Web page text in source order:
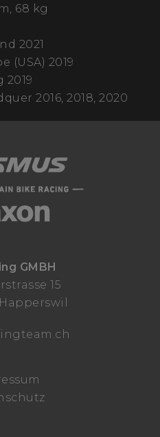
68 kg
2021
(USA) 2019
2019
2016, 2018, 2020
GMBH
15